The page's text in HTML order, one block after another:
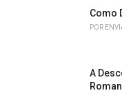
Como
POR
A